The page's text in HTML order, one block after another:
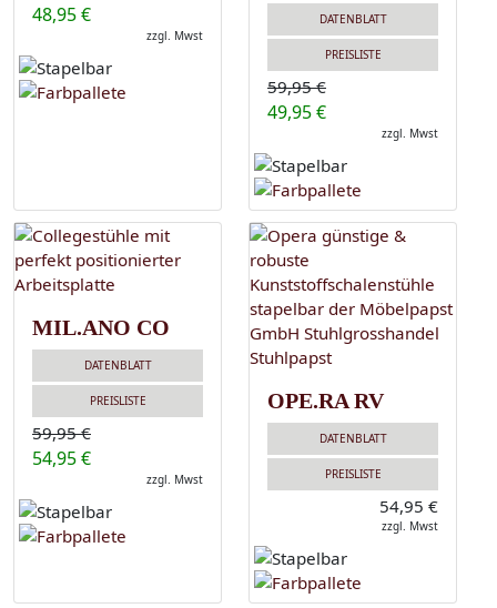
48,95 €
zzgl. Mwst
DATENBLATT
PREISLISTE
59,95 €
49,95 €
zzgl. Mwst
MIL.ANO CO
DATENBLATT
PREISLISTE
59,95 €
54,95 €
zzgl. Mwst
OPE.RA RV
DATENBLATT
PREISLISTE
54,95 €
zzgl. Mwst